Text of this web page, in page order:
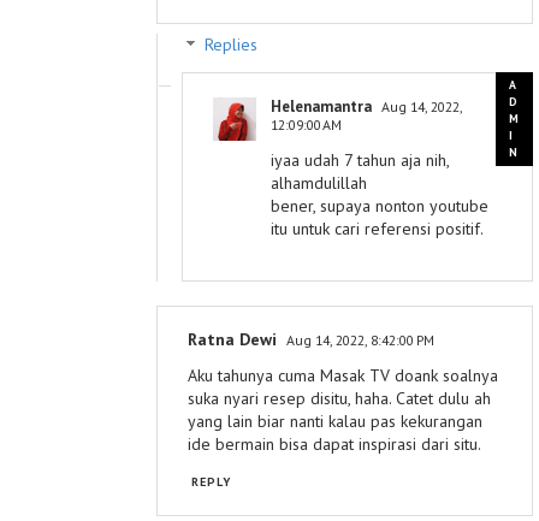
Replies
Helenamantra Aug 14, 2022,
12:09:00 AM
iyaa udah 7 tahun aja nih,
alhamdulillah
bener, supaya nonton youtube
itu untuk cari referensi positif.
Ratna Dewi Aug 14, 2022, 8:42:00 PM
Aku tahunya cuma Masak TV doank soalnya
suka nyari resep disitu, haha. Catet dulu ah
yang lain biar nanti kalau pas kekurangan
ide bermain bisa dapat inspirasi dari situ.
REPLY